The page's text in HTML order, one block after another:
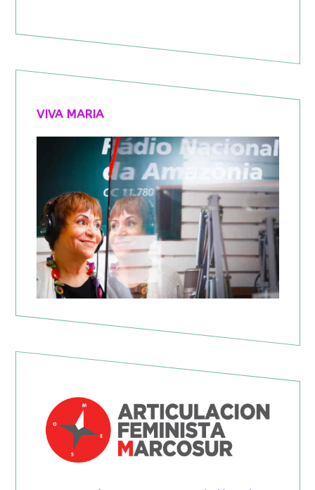
VIVA MARIA